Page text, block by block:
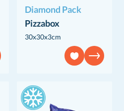
Diamond Pack
Pizzabox
30x30x3cm